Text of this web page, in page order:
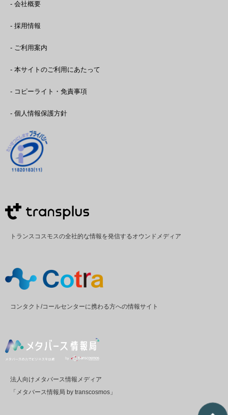
- 会社概要
- 採用情報
- ご利用案内
- 本サイトのご利用にあたって
- コピーライト・免責事項
- 個人情報保護方針
トランスコスモスの全社的な情報を発信するオウンドメディア
コンタクト/コールセンターに携わる方への情報サイト
法人向けメタバース情報メディア
「メタバース情報局 by transcosmos」